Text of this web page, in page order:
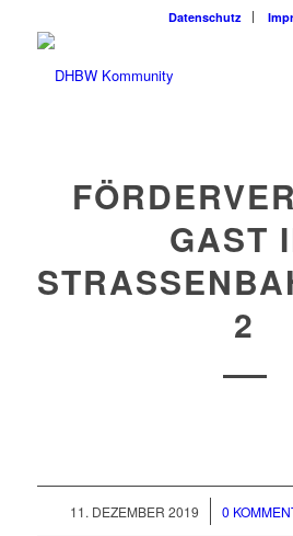
Datenschutz
GAST
11. DEZEMBER 2019
/ 0 /